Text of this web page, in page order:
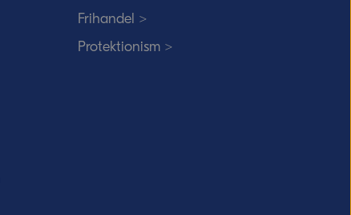
Frihandel >
Protektionism >